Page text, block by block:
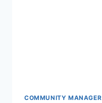
COMMUNITY MANAGER